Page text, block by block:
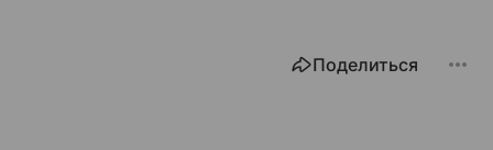
Поделиться